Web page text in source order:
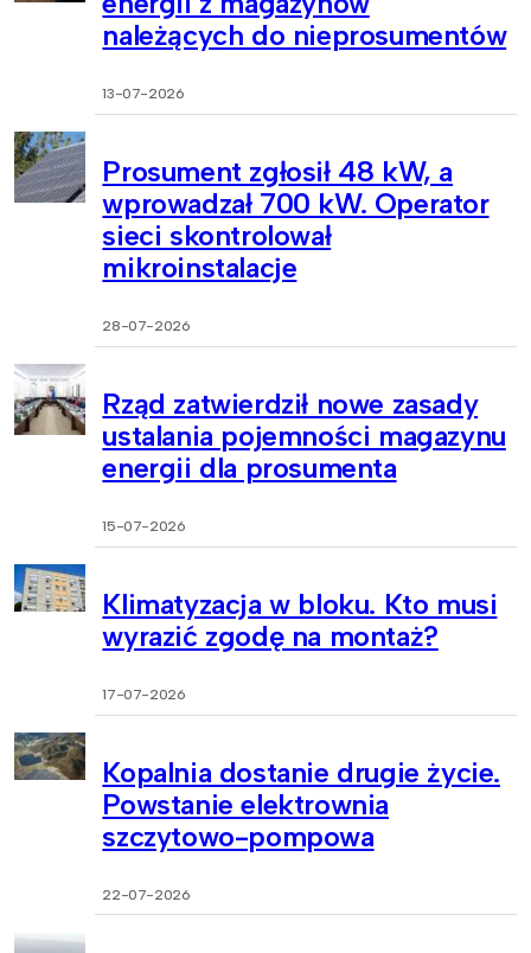
należących do nieprosumentów
13-07-2026
Prosument zgłosił 48 kW, a
wprowadzał 700 kW. Operator
sieci skontrolował
mikroinstalacje
28-07-2026
Rząd zatwierdził nowe zasady
ustalania pojemności magazynu
energii dla prosumenta
15-07-2026
Klimatyzacja w bloku. Kto musi
wyrazić zgodę na montaż?
17-07-2026
Kopalnia dostanie drugie życie.
Powstanie elektrownia
szczytowo-pompowa
22-07-2026